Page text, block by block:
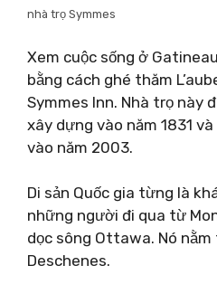
nhà trọ Symmes
Xem cuộc sống ở
bằng cách ghé thăm
Symmes Inn. Nhà trọ này
xây dựng vào năm 1831
vào năm 2003.
Di sản Quốc gia từng là
những người đi qua từ
dọc sông Ottawa. Nó
Deschenes.